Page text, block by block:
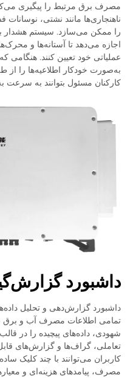
مصرف برق مرتبط را پیگیری
ناهنجاری‌ها مانند نشتی،
را ممکن می‌سازد. سیستم هشدار
اجازه می‌دهد تا آستانه‌ها و
عملیاتی خود تعیین کنند. هنگامی
به‌صورت خودکار اطلاعیه‌ها را از
کارکنان مسئول بتوانند به
داشبورد
داشبورد گزارش‌دهی و تحلیل
تمامی اطلاعات مصرف آب و برق
شهودی، داده‌های پیچیده را در
تعاملی، گراف‌ها و گزارش‌های
کاربران می‌توانند با چند کلیک
مصرف، پیامدهای هزینه‌ای و